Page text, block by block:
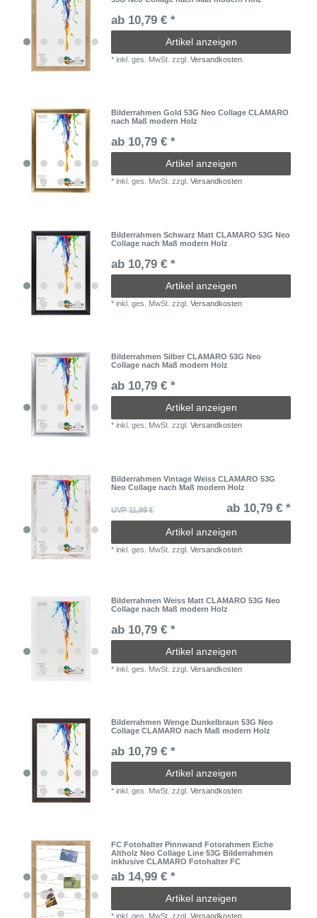
ab 10,79 € *
Artikel anzeigen
*inkl. ges. MwSt. zzgl.Versandkosten
Bilderrahmen Gold 53G Neo Collage CLAMARO
nach Maß modern Holz
ab 10,79 € *
Artikel anzeigen
*inkl. ges. MwSt. zzgl.Versandkosten
Bilderrahmen Schwarz Matt CLAMARO 53G Neo
Collage nach Maß modern Holz
ab 10,79 € *
Artikel anzeigen
*inkl. ges. MwSt. zzgl.Versandkosten
Bilderrahmen Silber CLAMARO 53G Neo
Collage nach Maß modern Holz
ab 10,79 € *
Artikel anzeigen
*inkl. ges. MwSt. zzgl.Versandkosten
Bilderrahmen Vintage Weiss CLAMARO 53G
Neo Collage nach Maß modern Holz
UVP 11,99 € ab 10,79 € *
Artikel anzeigen
*inkl. ges. MwSt. zzgl.Versandkosten
Bilderrahmen Weiss Matt CLAMARO 53G Neo
Collage nach Maß modern Holz
ab 10,79 € *
Artikel anzeigen
*inkl. ges. MwSt. zzgl.Versandkosten
Bilderrahmen Wenge Dunkelbraun 53G Neo
Collage CLAMARO nach Maß modern Holz
ab 10,79 € *
Artikel anzeigen
*inkl. ges. MwSt. zzgl.Versandkosten
FC Fotohalter Pinnwand Fotorahmen Eiche
Altholz Neo Collage Line 53G Bilderrahmen
inklusive CLAMARO Fotohalter FC
ab 14,99 € *
Artikel anzeigen
*inkl. ges. MwSt. zzgl.Versandkosten